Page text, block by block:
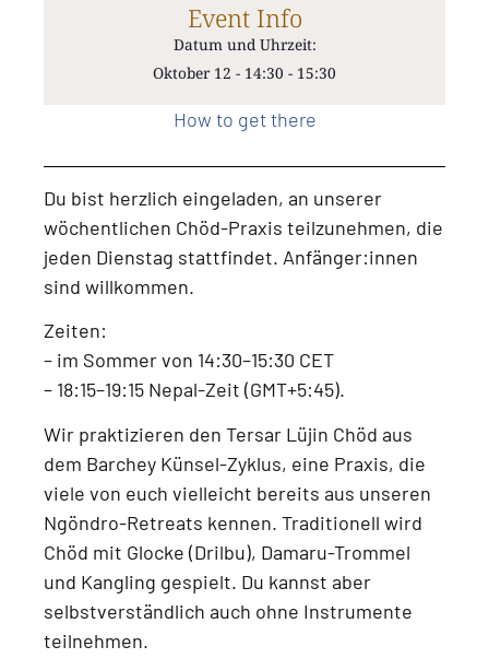
Event Info
Datum und Uhrzeit:
Oktober 12 - 14:30 - 15:30
How to get there
Du bist herzlich eingeladen, an unserer
wöchentlichen Chöd-Praxis teilzunehmen, die
jeden Dienstag stattfindet. Anfänger:innen
sind willkommen.
Zeiten:
– im Sommer von 14:30–15:30 CET
– 18:15–19:15 Nepal-Zeit (GMT+5:45).
Wir praktizieren den Tersar Lüjin Chöd aus
dem Barchey Künsel-Zyklus, eine Praxis, die
viele von euch vielleicht bereits aus unseren
Ngöndro-Retreats kennen. Traditionell wird
Chöd mit Glocke (Drilbu), Damaru-Trommel
und Kangling gespielt. Du kannst aber
selbstverständlich auch ohne Instrumente
teilnehmen.